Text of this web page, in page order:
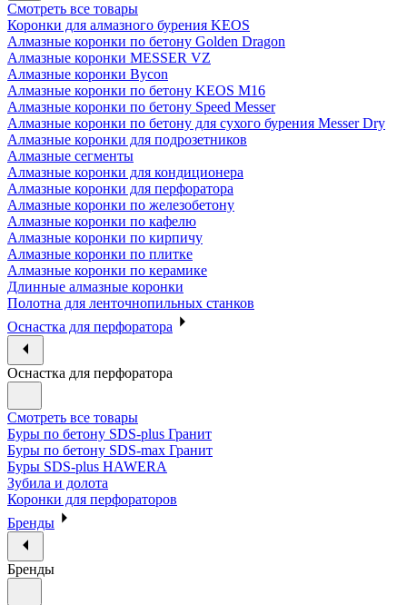
Смотреть все товары
Коронки для алмазного бурения KEOS
Алмазные коронки по бетону Golden Dragon
Алмазные коронки MESSER VZ
Алмазные коронки Bycon
Алмазные коронки по бетону KEOS M16
Алмазные коронки по бетону Speed Messer
Алмазные коронки по бетону для сухого бурения Messer Dry
Алмазные коронки для подрозетников
Алмазные сегменты
Алмазные коронки для кондиционера
Алмазные коронки для перфоратора
Алмазные коронки по железобетону
Алмазные коронки по кафелю
Алмазные коронки по кирпичу
Алмазные коронки по плитке
Алмазные коронки по керамике
Длинные алмазные коронки
Полотна для ленточнопильных станков
Оснастка для перфоратора
Оснастка для перфоратора
Смотреть все товары
Буры по бетону SDS-plus Гранит
Буры по бетону SDS-max Гранит
Буры SDS-plus HAWERA
Зубила и долота
Коронки для перфораторов
Бренды
Бренды